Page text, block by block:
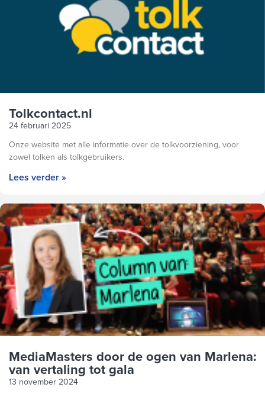
Tolkcontact.nl
24 februari 2025
Onze website met alle informatie over de tolkvoorziening, voor
zowel tolken als tolkgebruikers.
Lees verder »
MediaMasters door de ogen van Marlena:
van vertaling tot gala
13 november 2024